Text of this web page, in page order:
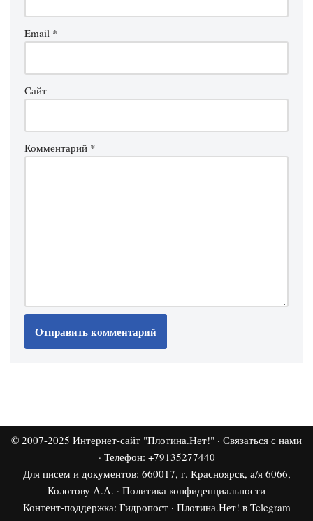
Email *
Сайт
Комментарий *
© 2007-2025 Интернет-сайт "Плотина.Нет!" · Связаться с нами
· Телефон: +79135277440
Для писем и документов: 660017, г. Красноярск, а/я 6066,
Колотову А.А. · Политика конфиденциальности
Контент-поддержка: Гидропост· Плотина.Нет! в Telegram